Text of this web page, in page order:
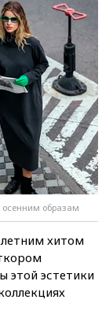
осенним образам
хитом
этой эстетики